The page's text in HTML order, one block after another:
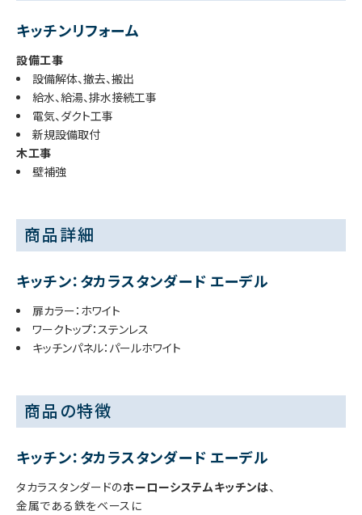
キッチンリフォーム
設備工事
設備解体、撤去、搬出
給水、給湯、排水接続工事
電気、ダクト工事
新規設備取付
木工事
壁補強
商品詳細
キッチン：タカラスタンダード エーデル
扉カラー：ホワイト
ワークトップ：ステンレス
キッチンパネル：パールホワイト
商品の特徴
キッチン：タカラスタンダード エーデル
タカラスタンダードのホーローシステムキッチンは、
金属である鉄をベースに